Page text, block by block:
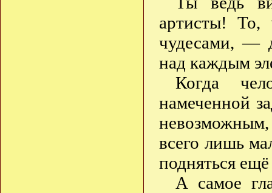
артисты! То,
чудесами, —
над каждым
Когда
намеченной
всего лишь
подняться
А самое